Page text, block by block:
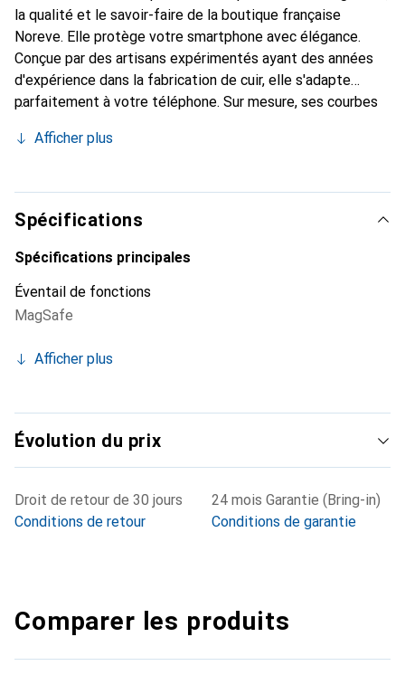
la qualité et le savoir-faire de la boutique française
Noreve. Elle protège votre smartphone avec élégance.
Conçue par des artisans expérimentés ayant des années
d'expérience dans la fabrication de cuir, elle s'adapte
parfaitement à votre téléphone. Sur mesure, ses courbes
devient l'accessoire chic et indispensable pour votre
internationalement pour ses produits de haute qualité et
constitue un choix fiable pour une clientèle exigeante.
Afficher plus
Spécifications
Spécifications principales
Éventail de fonctions
MagSafe
Afficher plus
Évolution du prix
Droit de retour de 30 jours
Conditions de retour
24 mois Garantie (Bring-in)
Conditions de garantie
Comparer les produits